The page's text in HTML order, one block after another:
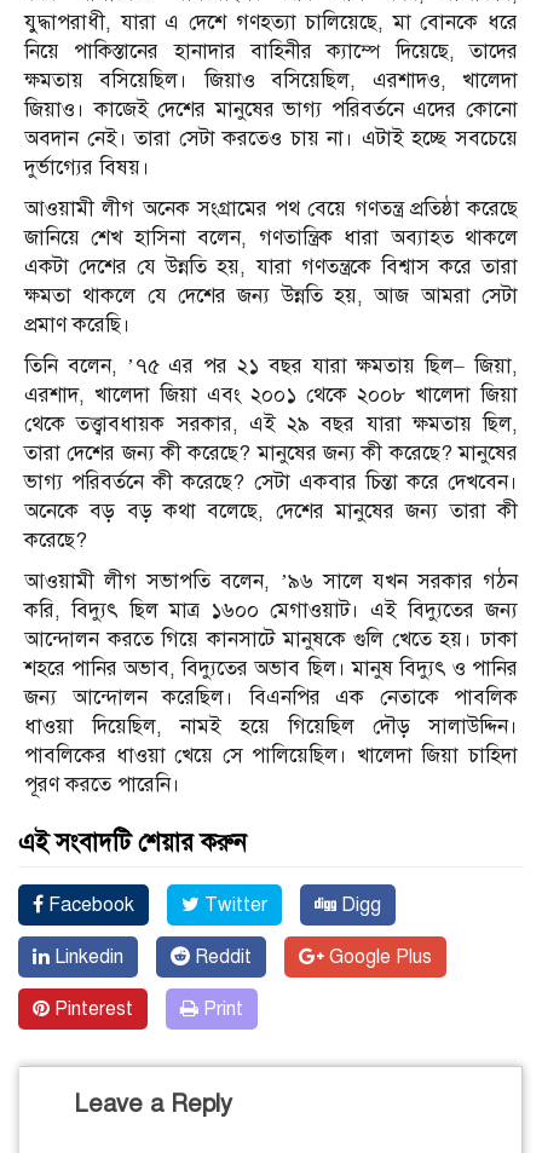
যুদ্ধাপরাধী, যারা এ দেশে গণহত্যা চালিয়েছে, মা বোনকে ধরে
নিয়ে পাকিস্তানের হানাদার বাহিনীর ক্যাম্পে দিয়েছে, তাদের
ক্ষমতায় বসিয়েছিল। জিয়াও বসিয়েছিল, এরশাদও, খালেদা
জিয়াও। কাজেই দেশের মানুষের ভাগ্য পরিবর্তনে এদের কোনো
অবদান নেই। তারা সেটা করতেও চায় না। এটাই হচ্ছে সবচেয়ে
দুর্ভাগ্যের বিষয়।
আওয়ামী লীগ অনেক সংগ্রামের পথ বেয়ে গণতন্ত্র প্রতিষ্ঠা করেছে
জানিয়ে শেখ হাসিনা বলেন, গণতান্ত্রিক ধারা অব্যাহত থাকলে
একটা দেশের যে উন্নতি হয়, যারা গণতন্ত্রকে বিশ্বাস করে তারা
ক্ষমতা থাকলে যে দেশের জন্য উন্নতি হয়, আজ আমরা সেটা
প্রমাণ করেছি।
তিনি বলেন, ’৭৫ এর পর ২১ বছর যারা ক্ষমতায় ছিল– জিয়া,
এরশাদ, খালেদা জিয়া এবং ২০০১ থেকে ২০০৮ খালেদা জিয়া
থেকে তত্ত্বাবধায়ক সরকার, এই ২৯ বছর যারা ক্ষমতায় ছিল,
তারা দেশের জন্য কী করেছে? মানুষের জন্য কী করেছে? মানুষের
ভাগ্য পরিবর্তনে কী করেছে? সেটা একবার চিন্তা করে দেখবেন।
অনেকে বড় বড় কথা বলেছে, দেশের মানুষের জন্য তারা কী
করেছে?
আওয়ামী লীগ সভাপতি বলেন, ’৯৬ সালে যখন সরকার গঠন
করি, বিদ্যুৎ ছিল মাত্র ১৬০০ মেগাওয়াট। এই বিদ্যুতের জন্য
আন্দোলন করতে গিয়ে কানসাটে মানুষকে গুলি খেতে হয়। ঢাকা
শহরে পানির অভাব, বিদ্যুতের অভাব ছিল। মানুষ বিদ্যুৎ ও পানির
জন্য আন্দোলন করেছিল। বিএনপির এক নেতাকে পাবলিক
ধাওয়া দিয়েছিল, নামই হয়ে গিয়েছিল দৌড় সালাউদ্দিন।
পাবলিকের ধাওয়া খেয়ে সে পালিয়েছিল। খালেদা জিয়া চাহিদা
পূরণ করতে পারেনি।
এই সংবাদটি শেয়ার করুন
Facebook Twitter Digg
Linkedin Reddit Google Plus
Pinterest Print
Leave a Reply